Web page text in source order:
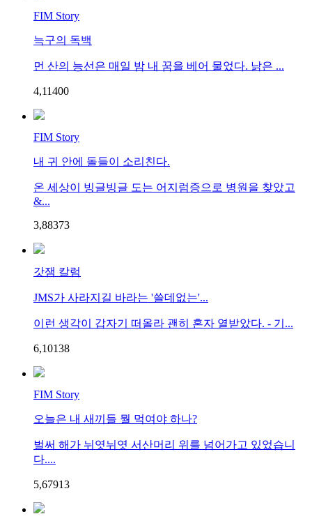
FIM Story
늑구의 독백
먼 산의 능선은 매일 밤 내 꿈을 베어 물었다. 낡은 ...
4,11400
FIM Story
내 귀 안에 돌들이 소리친다.
온 세상이 빙글빙글 도는 어지럼증으로 병원을 찾았고
&...
3,88373
갓잼 칼럼
JMS가 사라지길 바라는 '쓸데없는'...
이런 생각이 갑자기 떠올라 괜히 혼자 열받았다. - 기...
6,10138
FIM Story
오늘은 내 새끼들 뭘 먹여야 하나?
벌써 해가 뉘엿뉘엿 서산머리 위를 넘어가고 있었습니
다....
5,67913